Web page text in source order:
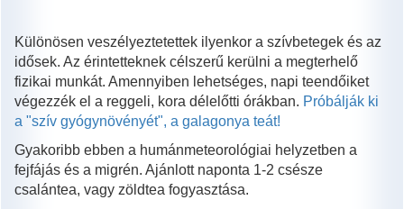
Különösen veszélyeztetettek ilyenkor a szívbetegek és az
idősek. Az érintetteknek célszerű kerülni a megterhelő
fizikai munkát. Amennyiben lehetséges, napi teendőiket
végezzék el a reggeli, kora délelőtti órákban. Próbálják ki
a "szív gyógynövényét", a galagonya teát!
Gyakoribb ebben a humánmeteorológiai helyzetben a
fejfájás és a migrén. Ajánlott naponta 1-2 csésze
csalántea, vagy zöldtea fogyasztása.